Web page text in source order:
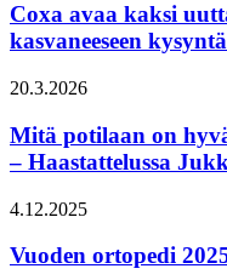
Coxa avaa kaksi
kasvaneeseen
20.3.2026
Mitä potilaan on
– Haastattelussa
4.12.2025
Vuoden ortopedi